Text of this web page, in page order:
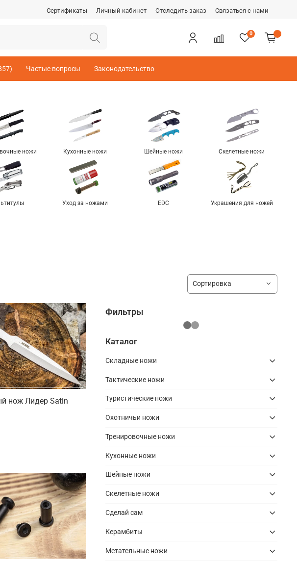
Сертификаты Личный кабинет Отследить заказ Связаться с нами
0
Частые вопросы Законодательство
ножи Кухонные ножи Шейные ножи Скелетные ножи
Уход за ножами EDC Украшения для ножей
нож Лидер Satin
Фильтры
Каталог
Складные ножи
Тактические ножи
Туристические ножи
Охотничьи ножи
Тренировочные ножи
Кухонные ножи
Шейные ножи
Скелетные ножи
Сделай сам
Керамбиты
Метательные ножи